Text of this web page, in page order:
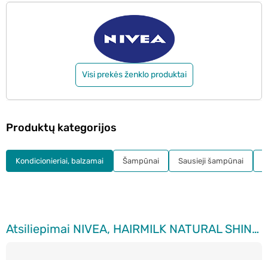
Visi prekės ženklo produktai
Atsiliepimai NIVEA, HAIRMILK NATURAL SHINE, kondicionierius plaukams, 200 ml
Produktų kategorijos
Kondicionieriai, balzamai Šampūnai Sausieji šampūnai